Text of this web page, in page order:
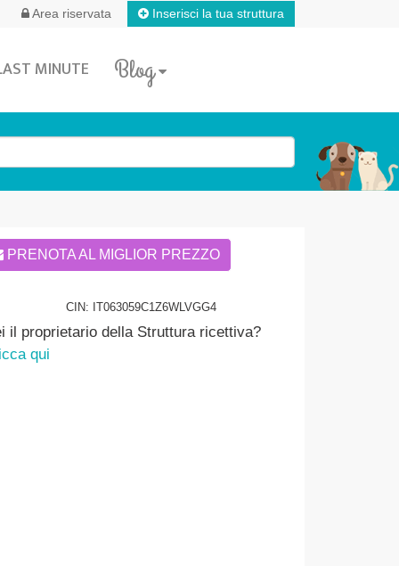
Area riservata Inserisci la tua struttura
MINUTE Blog
PRENOTA AL MIGLIOR PREZZO
CIN: IT063059C1Z6WLVGG4
il proprietario della Struttura ricettiva?
qui